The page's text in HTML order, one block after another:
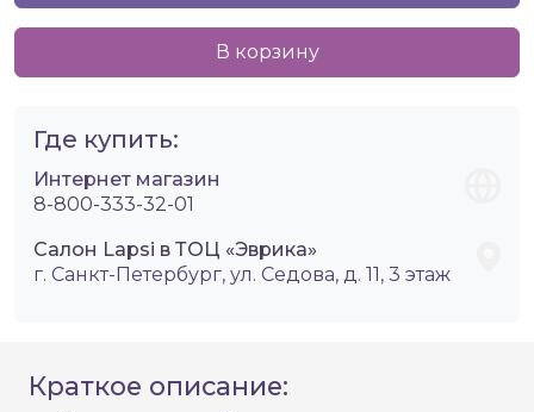
В корзину
Где купить:
Интернет магазин
8-800-333-32-01
Салон Lapsi в ТОЦ «Эврика»
г. Санкт-Петербург, ул. Седова, д. 11, 3 этаж
Краткое описание: